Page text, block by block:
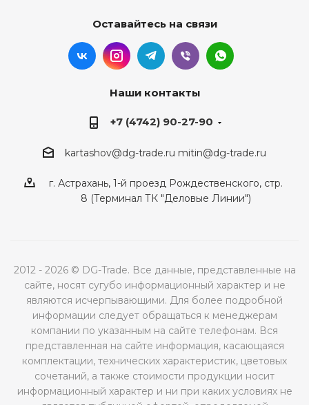
Оставайтесь на связи
Наши контакты
+7 (4742) 90-27-90
kartashov@dg-trade.ru mitin@dg-trade.ru
г. Астрахань, 1-й проезд Рождественского, стр.
8 (Терминал ТК "Деловые Линии")
2012 - 2026 © DG-Trade. Все данные, представленные на
сайте, носят сугубо информационный характер и не
являются исчерпывающими. Для более подробной
информации следует обращаться к менеджерам
компании по указанным на сайте телефонам. Вся
представленная на сайте информация, касающаяся
комплектации, технических характеристик, цветовых
сочетаний, а также стоимости продукции носит
информационный характер и ни при каких условиях не